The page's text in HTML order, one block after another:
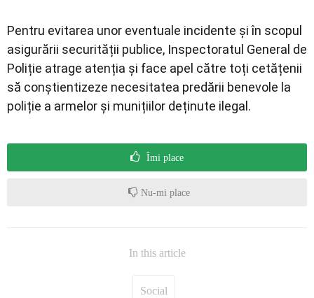
Pentru evitarea unor eventuale incidente și în scopul
asigurării securității publice, Inspectoratul General de
Poliție atrage atenția și face apel către toți cetățenii
să conștientizeze necesitatea predării benevole la
poliție a armelor și munițiilor deținute ilegal.
Îmi place
Nu-mi place
In this article
Social